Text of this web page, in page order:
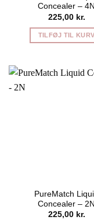
Concealer – 4N
225,00 kr.
TILFØJ TIL KURV
PureMatch
Concealer – 2N
225,00 kr.